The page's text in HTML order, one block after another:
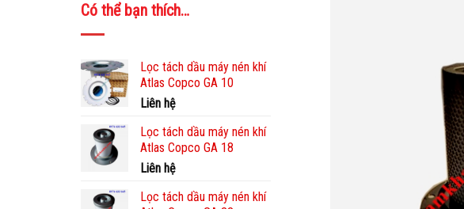
Có thể bạn thích…
Lọc tách dầu máy nén khí
Atlas Copco GA 10
Liên hệ
Lọc tách dầu máy nén khí
Atlas Copco GA 18
Liên hệ
Lọc tách dầu máy nén khí